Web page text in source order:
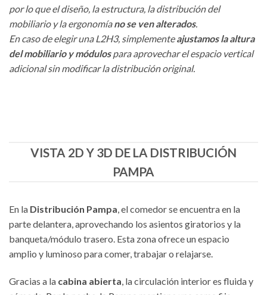
por lo que el diseño, la estructura, la distribución del
mobiliario y la ergonomíano se ven alterados.
En caso de elegir una L2H3, simplementeajustamos la altura
del mobiliario y módulospara aprovechar el espacio vertical
adicional sin modificar la distribución original.
VISTA 2D Y 3D DE LA DISTRIBUCIÓN
PAMPA
En la Distribución Pampa , el comedor se encuentra en la
parte delantera, aprovechando los asientos giratorios y la
banqueta/módulo trasero. Esta zona ofrece un espacio
amplio y luminoso para comer, trabajar o relajarse.
Gracias a la cabina abierta , la circulación interior es fluida y